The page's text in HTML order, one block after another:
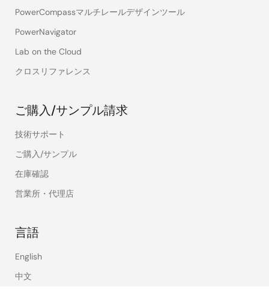
PowerCompassマルチレールデザインツール
PowerNavigator
Lab on the Cloud
クロスリファレンス
ご購入/サンプル請求
技術サポート
ご購入/サンプル
在庫確認
営業所・代理店
言語
English
中文